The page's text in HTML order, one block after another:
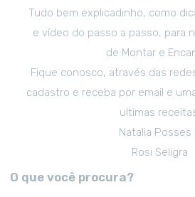
Tudo bem explicadinho, como
e vídeo do passo a passo, para
de Montar e
Fique conosco, através das
cadastro e receba por email e
ultimas
Natalia Posses
Rosi Seligra
O que você procura?